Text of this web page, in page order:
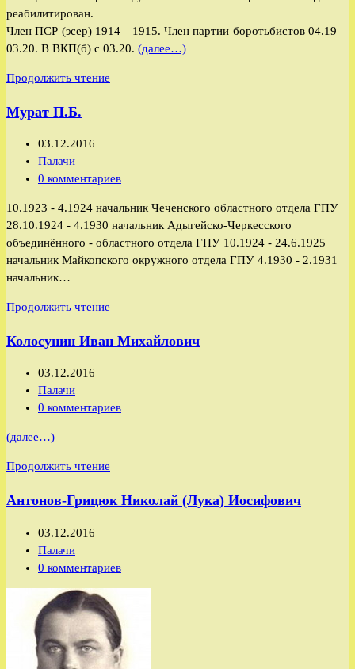
реабилитирован.
Член ПСР (эсер) 1914—1915. Член партии боротьбистов 04.19—
03.20. В ВКП(б) с 03.20. (далее…)
Продолжить чтение
Мурат П.Б.
Запись
опубликована:
03.12.2016
Рубрика
записи:
Палачи
Комментарии
записи:
0 комментариев
10.1923 - 4.1924 начальник Чеченского областного отдела ГПУ
28.10.1924 - 4.1930 начальник Адыгейско-Черкесского
объединённого - областного отдела ГПУ 10.1924 - 24.6.1925
начальник Майкопского окружного отдела ГПУ 4.1930 - 2.1931
начальник…
Продолжить чтение
Колосунин Иван Михайлович
Запись
опубликована:
03.12.2016
Рубрика
записи:
Палачи
Комментарии
записи:
0 комментариев
(далее…)
Продолжить чтение
Михайлович
Антонов-Грицюк Николай (Лука) Иосифович
Запись
опубликована:
03.12.2016
Рубрика
записи:
Палачи
Комментарии
записи:
0 комментариев